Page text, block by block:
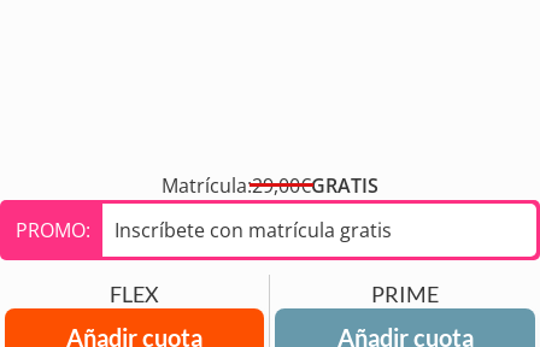
Matrícula:29,00€GRATIS
PROMO:
Inscríbete con matrícula gratis
FLEX
Añadir cuota
PRIME
Añadir cuota